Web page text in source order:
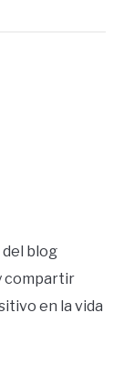
del blog
compartir
en la vida